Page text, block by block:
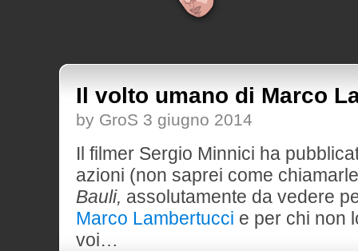
Il volto umano di Marco
by GroS 3 giugno 2014
Il filmer Sergio Minnici ha
azioni (non saprei come
Bauli, assolutamente da vedere
Marco Lambertucci e per chi non
voi…